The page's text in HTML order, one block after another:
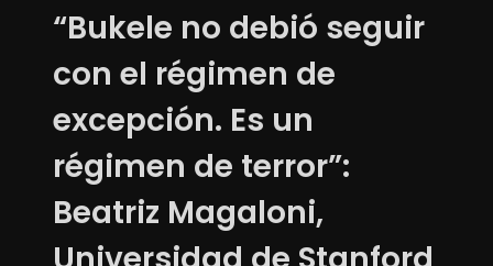
“Bukele no debió seguir
con el régimen de
excepción. Es un
régimen de terror”:
Beatriz Magaloni,